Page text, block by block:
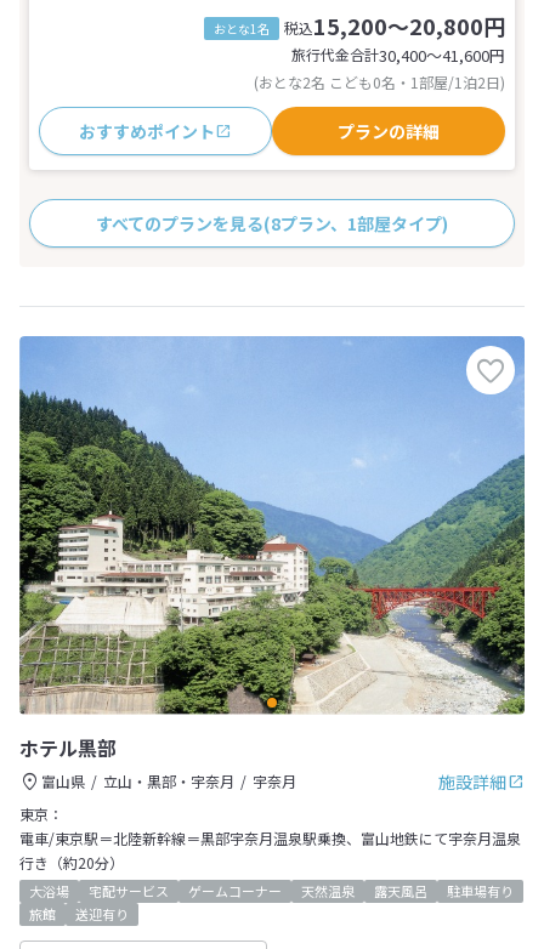
おとな1名 税込15,200～20,800円
旅行代金合計30,400〜41,600円
(おとな2名 こども0名・1部屋/1泊2日)
おすすめポイント プランの詳細
すべてのプランを見る(8プラン、1部屋タイプ)
ホテル黒部
施設詳細
富山県 立山・黒部・宇奈月
宇奈月
東京：
電車/東京駅＝北陸新幹線＝黒部宇奈月温泉駅乗換、富山地鉄にて宇奈月温泉
行き（約20分）
大浴場 宅配サービス ゲームコーナー 天然温泉 露天風呂
駐車場有り
旅館
送迎有り